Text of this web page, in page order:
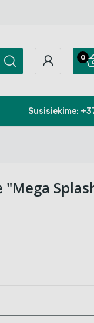
0
Susisiekime: